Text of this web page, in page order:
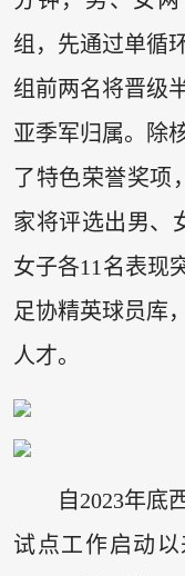
组，先通过单循
组前两名将晋级
亚季军归属。除
了特色荣誉奖项
家将评选出男、
女子各11名表现
足协精英球员库
人才。
自2023年底
试点工作启动